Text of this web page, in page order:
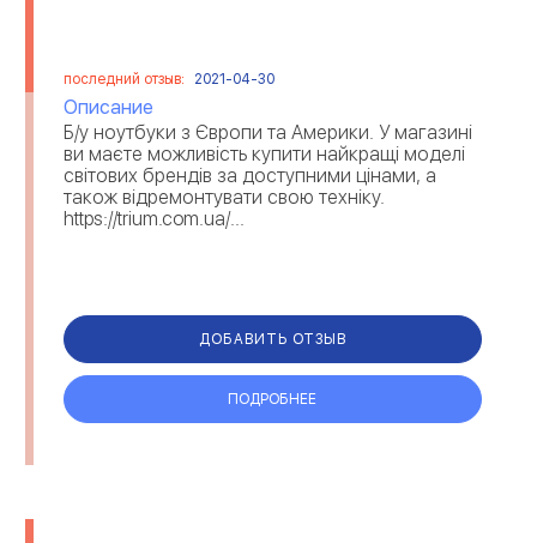
последний отзыв: 2021-04-30
Описание
Б/у ноутбуки з Європи та Америки. У магазині
ви маєте можливість купити найкращі моделі
світових брендів за доступними цінами, а
також відремонтувати свою техніку.
https://trium.com.ua/...
ДОБАВИТЬ ОТЗЫВ
ПОДРОБНЕЕ